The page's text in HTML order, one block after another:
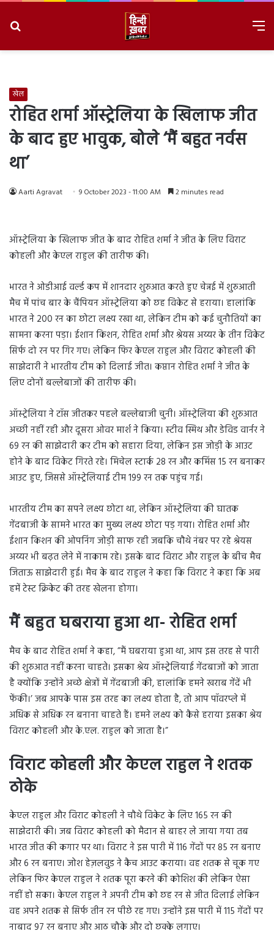
खेल
रोहित शर्मा ऑस्ट्रेलिया के खिलाफ जीत
के बाद हुए भावुक, बोले ‘मैं बहुत नर्वस
था’
Aarti Agravat 9 October 2023 - 11:00 AM 2 minutes read
ऑस्ट्रेलिया के खिलाफ जीत के बाद रोहित शर्मा ने जीत के लिए विराट
कोहली और केएल राहुल की तारीफ की।
भारत ने ओडीआई वर्ल्ड कप में शानदार शुरुआत करते हुए चेन्नई में शुरुआती
मैच में पांच बार के चैंपियन ऑस्ट्रेलिया को छह विकेट से हराया। हालांकि
भारत ने 200 रन का छोटा लक्ष्य रखा था, लेकिन टीम को कई चुनौतियों का
सामना करना पड़ा। ईशान किशन, रोहित शर्मा और श्रेयस अय्यर के तीन विकेट
सिर्फ दो रन पर गिर गए। लेकिन फिर केएल राहुल और विराट कोहली की
साझेदारी ने भारतीय टीम को दिलाई जीत। कप्तान रोहित शर्मा ने जीत के
लिए दोनों बल्लेबाजों की तारीफ की।
ऑस्ट्रेलिया ने टॉस जीतकर पहले बल्लेबाजी चुनी। ऑस्ट्रेलिया की शुरुआत
अच्छी नहीं रही और दूसरा ओवर मार्श ने किया। स्टीव स्मिथ और डेविड वार्नर ने
69 रन की साझेदारी कर टीम को सहारा दिया, लेकिन इस जोड़ी के आउट
होने के बाद विकेट गिरते रहे। मिचेल स्टार्क 28 रन और कमिंस 15 रन बनाकर
आउट हुए, जिससे ऑस्ट्रेलियाई टीम 199 रन तक पहुंच गई।
भारतीय टीम का सपने लक्ष्य छोटा था, लेकिन ऑस्ट्रेलिया की घातक
गेंदबाजी के सामने भारत का मुख्य लक्ष्य छोटा पड़ गया। रोहित शर्मा और
ईशान किशन की ओपनिंग जोड़ी साफ रही जबकि चौथे नंबर पर रहे श्रेयस
अय्यर भी बढ़त लेने में नाकाम रहे। इसके बाद विराट और राहुल के बीच मैच
जिताऊ साझेदारी हुई। मैच के बाद राहुल ने कहा कि विराट ने कहा कि अब
हमें टेस्ट क्रिकेट की तरह खेलना होगा।
मैं बहुत घबराया हुआ था- रोहित शर्मा
मैच के बाद रोहित शर्मा ने कहा, ”मैं घबराया हुआ था, आप इस तरह से पारी
की शुरुआत नहीं करना चाहते। इसका श्रेय ऑस्ट्रेलियाई गेंदबाजों को जाता
है क्योंकि उन्होंने अच्छे क्षेत्रों में गेंदबाजी की, हालांकि हमने खराब गेंदें भी
फेंकी।’ जब आपके पास इस तरह का लक्ष्य होता है, तो आप पॉवरप्ले में
अधिक से अधिक रन बनाना चाहते हैं। हमने लक्ष्य को कैसे हराया इसका श्रेय
विराट कोहली और के.एल. राहुल को जाता है।”
विराट कोहली और केएल राहुल ने शतक
ठोके
केएल राहुल और विराट कोहली ने चौथे विकेट के लिए 165 रन की
साझेदारी की। जब विराट कोहली को मैदान से बाहर ले जाया गया तब
भारत जीत की कगार पर था। विराट ने इस पारी में 116 गेंदों पर 85 रन बनाए
और 6 रन बनाए। जोश हेज़लवुड ने कैच आउट कराया। वह शतक से चूक गए
लेकिन फिर केएल राहुल ने शतक पूरा करने की कोशिश की लेकिन ऐसा
नहीं हो सका। केएल राहुल ने अपनी टीम को छह रन से जीत दिलाई लेकिन
वह अपने शतक से सिर्फ तीन रन पीछे रह गए। उन्होंने इस पारी में 115 गेंदों पर
नाबाद 97 रन बनाए और आठ चौके और दो छक्के लगाए।